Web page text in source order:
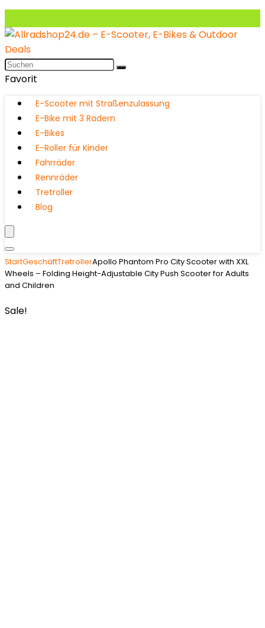
Favorit
E-Scooter mit Straßenzulassung
E-Bike mit 3 Rädern
E-Bikes
E-Roller für Kinder
Fahrräder
Rennräder
Tretroller
Blog
StartGeschäftTretrollerApollo Phantom Pro City Scooter with XXL
Wheels – Folding Height-Adjustable City Push Scooter for Adults
and Children
Sale!